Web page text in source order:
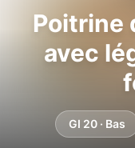
Poitrine
avec
GI 20 · Bas